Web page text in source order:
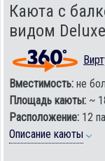
Каюта с
видом
Вместимость: не
Площадь каюты: ~
Расположение: 12
Описание каюты